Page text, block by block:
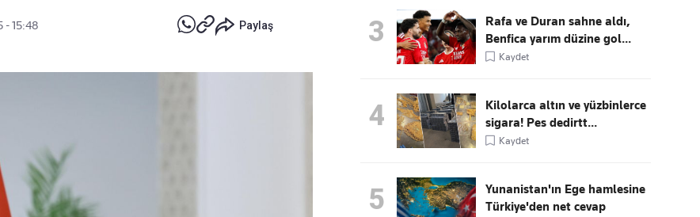
- 15:48 Paylaş 3
Rafa ve Duran sahne aldı,
Benfica yarım düzine gol...
Kaydet
4
Kilolarca altın ve yüzbinlerce
sigara! Pes dedirtt...
Kaydet
5
Yunanistan'ın Ege hamlesine
Türkiye'den net cevap